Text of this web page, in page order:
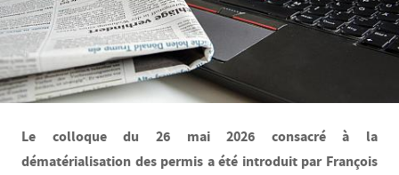
Le colloque du 26 mai 2026 consacré à la
dématérialisation des permis a été introduit par François